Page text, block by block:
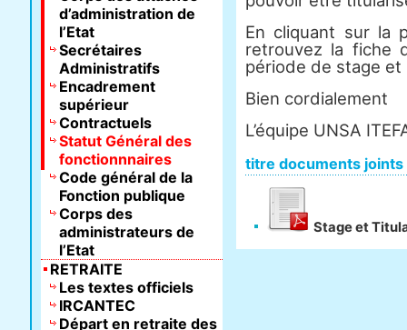
En cliquant sur la
retrouvez la fiche
période de stage et
Bien cordialement
L’équipe UNSA
titre documents joints
Stage et
d’administration de
l’Etat
Secrétaires
Administratifs
Encadrement
supérieur
Contractuels
Statut Général des
fonctionnnaires
Code général de la
Fonction publique
Corps des
administrateurs de
l’Etat
RETRAITE
Les textes officiels
IRCANTEC
Départ en retraite des